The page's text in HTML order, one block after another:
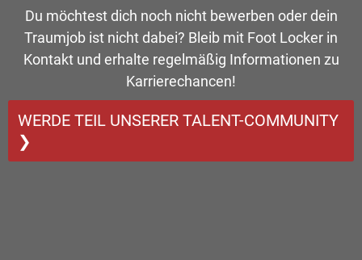
Du möchtest dich noch nicht bewerben oder dein
Traumjob ist nicht dabei? Bleib mit Foot Locker in
Kontakt und erhalte regelmäßig Informationen zu
Karrierechancen!
WERDE TEIL UNSERER TALENT-COMMUNITY
❯